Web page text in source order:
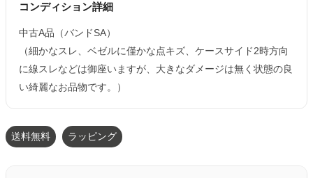
コンディション詳細
中古A品（バンドSA）
（細かなスレ、ベゼルに僅かな点キズ、ケースサイド2時方向
に線スレなどは御座いますが、大きなダメージは無く状態の良
い綺麗なお品物です。）
送料無料 ラッピング